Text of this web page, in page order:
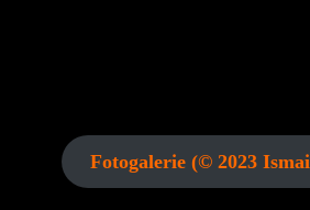
Fotogalerie (© 2023